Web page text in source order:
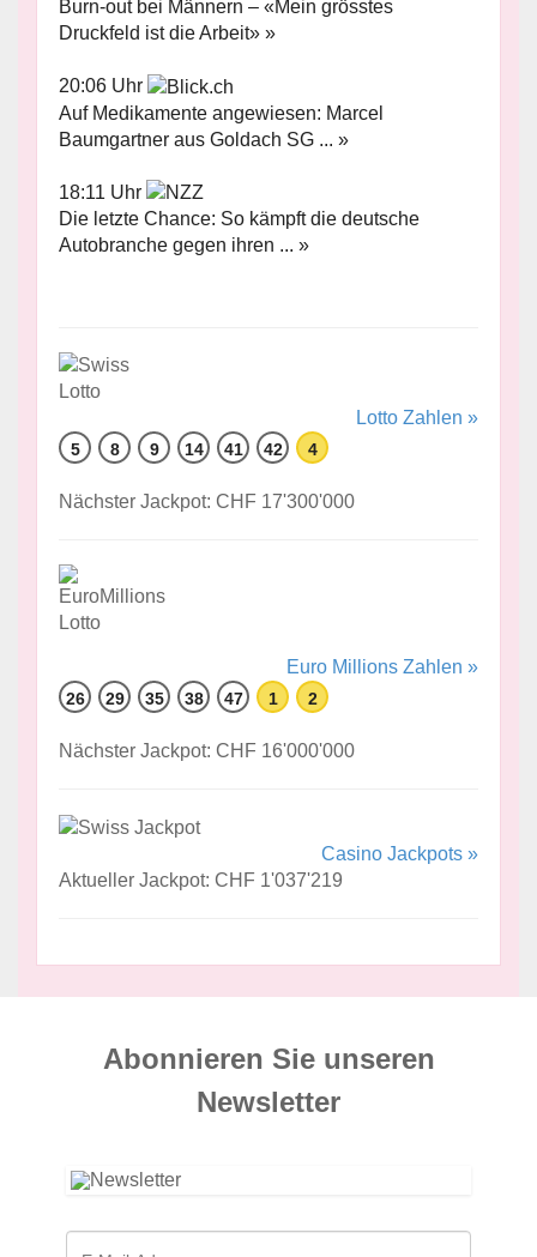
Burn-out bei Männern – «Mein grösstes
Druckfeld ist die Arbeit» »
20:06 Uhr
Auf Medikamente angewiesen: Marcel
Baumgartner aus Goldach SG ... »
18:11 Uhr
Die letzte Chance: So kämpft die deutsche
Autobranche gegen ihren ... »
Lotto Zahlen »
5 8 9 14 41 42 4
Nächster Jackpot: CHF 17'300'000
Euro Millions Zahlen »
26 29 35 38 47 1 2
Nächster Jackpot: CHF 16'000'000
Casino Jackpots »
Aktueller Jackpot: CHF 1'037'219
Abonnieren Sie unseren
News­letter